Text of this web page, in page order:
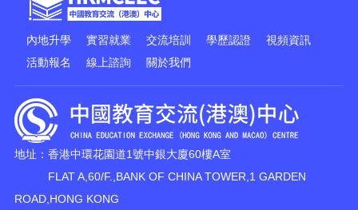
內地升學 實習就業 交流培訓 學歷認證
視頻資訊
活動報名
線上諮詢 關於我們
地址：香港中環花園道1號中銀大廈60樓A室
FLAT A,60/F.,BANK OF CHINA TOWER,1 GARDEN
ROAD,HONG KONG